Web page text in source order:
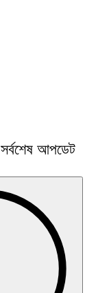
সর্বশেষ আপডেট